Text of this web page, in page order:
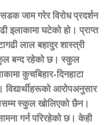
जाम गरेर विरोध प्रदर्शन
इलाकामा घटेको हो। प्राप्त
लाल बहादुर शास्त्री
बन्द रहेको छ। स्कुल
कुचबिहार-दिनहाटा
विद्यार्थीहरूको आरोपअनुसार
स्कुल खोलिएको छैन।
गर्न परिरहेको छ। केही